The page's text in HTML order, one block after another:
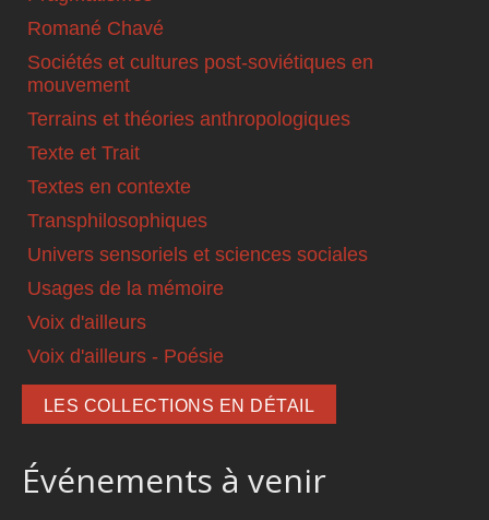
Romané Chavé
Sociétés et cultures post-soviétiques en
mouvement
Terrains et théories anthropologiques
Texte et Trait
Textes en contexte
Transphilosophiques
Univers sensoriels et sciences sociales
Usages de la mémoire
Voix d'ailleurs
Voix d'ailleurs - Poésie
LES COLLECTIONS EN DÉTAIL
Événements à venir